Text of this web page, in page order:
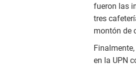
fueron las
tres
montón de
en la UPN